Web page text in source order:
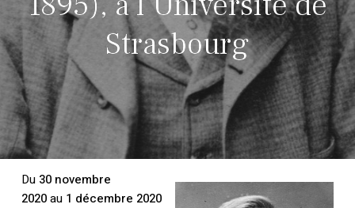
Strasbourg
Du 30 novembre
2020au 1 décembre 2020